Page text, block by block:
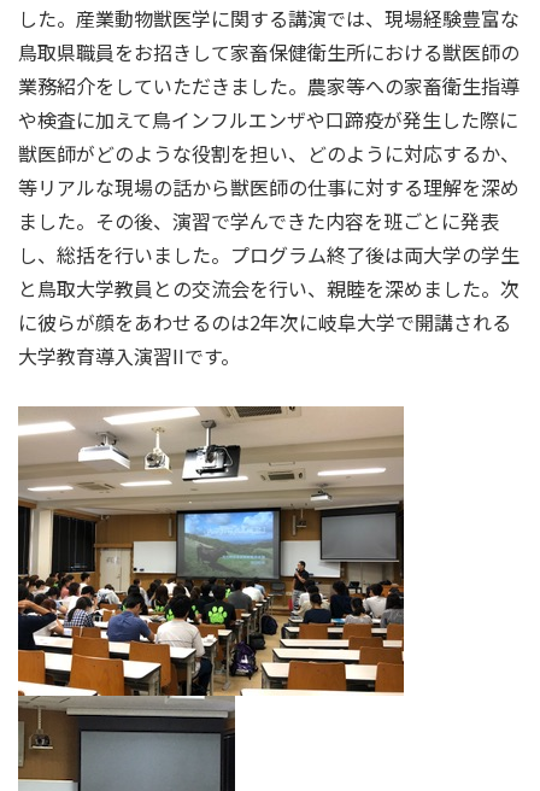
した。産業動物獣医学に関する講演では、現場経験豊富な
鳥取県職員をお招きして家畜保健衛生所における獣医師の
業務紹介をしていただきました。農家等への家畜衛生指導
や検査に加えて鳥インフルエンザや口蹄疫が発生した際に
獣医師がどのような役割を担い、どのように対応するか、
等リアルな現場の話から獣医師の仕事に対する理解を深め
ました。その後、演習で学んできた内容を班ごとに発表
し、総括を行いました。プログラム終了後は両大学の学生
と鳥取大学教員との交流会を行い、親睦を深めました。次
に彼らが顔をあわせるのは2年次に岐阜大学で開講される
大学教育導入演習IIです。